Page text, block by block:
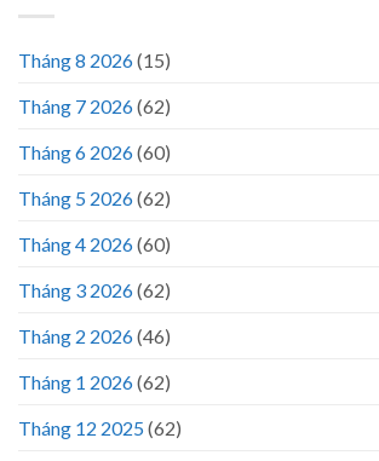
Tháng 8 2026(15)
Tháng 7 2026(62)
Tháng 6 2026(60)
Tháng 5 2026(62)
Tháng 4 2026(60)
Tháng 3 2026(62)
Tháng 2 2026(46)
Tháng 1 2026(62)
Tháng 12 2025(62)